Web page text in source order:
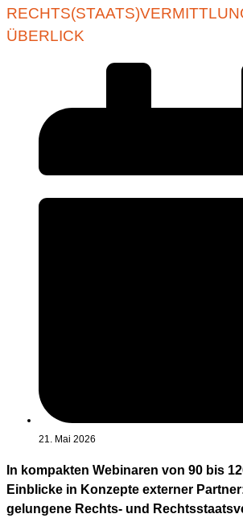
ÜBERLICK
21. Mai 2026
In kompakten Webinaren von 90 bis
Einblicke in Konzepte externer
gelungene Rechts- und